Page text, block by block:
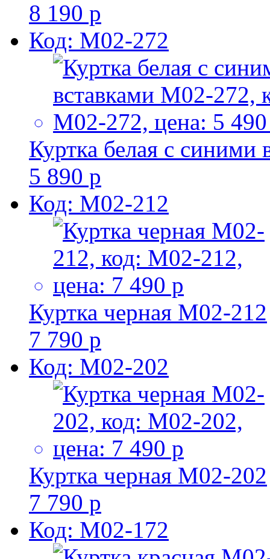
8 190 р
Код: M02-272
Куртка белая с синими
5 890 р
Код: M02-212
Куртка черная M02-212
7 790 р
Код: M02-202
Куртка черная M02-202
7 790 р
Код: M02-172